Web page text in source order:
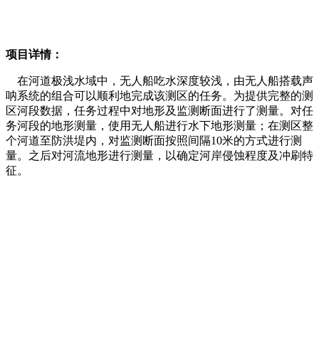
项目详情：
在河道极浅水域中，无人船吃水深度较浅，由无人船搭载声
呐系统的组合可以顺利地完成该测区的任务。为提供完整的测
区河段数据，任务过程中对地形及监测断面进行了测量。对任
务河段的地形测量，使用无人船进行水下地形测量；在测区整
个河道至防洪堤内，对监测断面按照间隔10米的方式进行测
量。之后对河流地形进行测量，以确定河岸侵蚀程度及冲刷特
征。